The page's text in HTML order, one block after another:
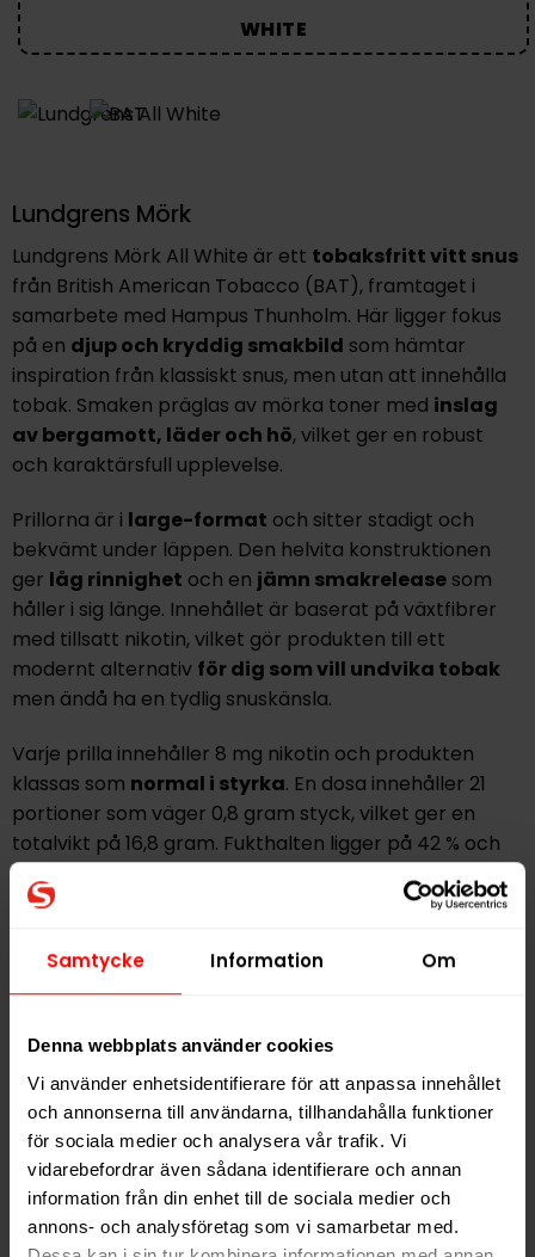
Samtycke Information Om
Denna webbplats använder cookies
Vi använder enhetsidentifierare för att anpassa innehållet
och annonserna till användarna, tillhandahålla funktioner
för sociala medier och analysera vår trafik. Vi
vidarebefordrar även sådana identifierare och annan
information från din enhet till de sociala medier och
annons- och analysföretag som vi samarbetar med.
WHITE
Lundgrens Mörk
Lundgrens Mörk All White är ett tobaksfritt vitt snus
från British American Tobacco (BAT), framtaget i
samarbete med Hampus Thunholm. Här ligger fokus
på en djup och kryddig smakbild som hämtar
inspiration från klassiskt snus, men utan att innehålla
tobak. Smaken präglas av mörka toner med inslag
av bergamott, läder och hö, vilket ger en robust
och karaktärsfull upplevelse.
Prillorna är i large-format och sitter stadigt och
bekvämt under läppen. Den helvita konstruktionen
ger låg rinnighet och en jämn smakreleasesom
håller i sig länge. Innehållet är baserat på växtfibrer
med tillsatt nikotin, vilket gör produkten till ett
modernt alternativ för dig som vill undvika tobak
men ändå ha en tydlig snuskänsla.
Varje prilla innehåller 8 mg nikotin och produkten
klassas som normal i styrka. En dosa innehåller 21
portioner som väger 0,8 gram styck, vilket ger en
totalvikt på 16,8 gram. Fukthalten ligger på 42 % och
hållbarheten är cirka 11 månader.
mörka, kryddiga smaker och söker ett tobaksfritt vitt
snus med tydlig karaktär, klassisk passform och
Hitta alla produkter frånLundgrens All White
Alla produkter med smakenJordnära, Traditionell
PRODUKTINFORMATION